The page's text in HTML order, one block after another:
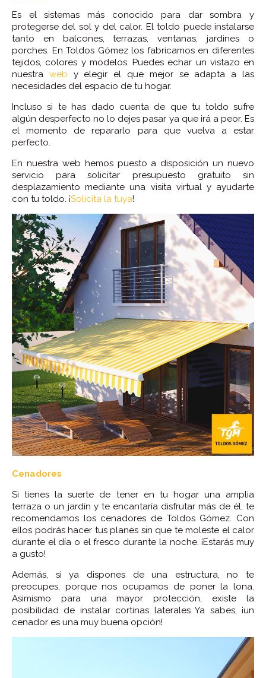
Es el sistemas más conocido para dar sombra y
protegerse del sol y del calor. El toldo puede instalarse
tanto en balcones, terrazas, ventanas, jardines o
porches. En Toldos Gómez los fabricamos en diferentes
tejidos, colores y modelos. Puedes echar un vistazo en
nuestra web y elegir el que mejor se adapta a las
necesidades del espacio de tu hogar.
Incluso si te has dado cuenta de que tu toldo sufre
algún desperfecto no lo dejes pasar ya que irá a peor. Es
el momento de repararlo para que vuelva a estar
perfecto.
En nuestra web hemos puesto a disposición un nuevo
servicio para solicitar presupuesto gratuito sin
desplazamiento mediante una visita virtual y ayudarte
con tu toldo. ¡Solicita la tuya!
Cenadores
Si tienes la suerte de tener en tu hogar una amplia
terraza o un jardín y te encantaría disfrutar más de él, te
recomendamos los cenadores de Toldos Gómez. Con
ellos podrás hacer tus planes sin que te moleste el calor
durante el día o el fresco durante la noche. ¡Estarás muy
a gusto!
Además, si ya dispones de una estructura, no te
preocupes, porque nos ocupamos de poner la lona.
Asimismo para una mayor protección, existe la
posibilidad de instalar cortinas laterales Ya sabes, ¡un
cenador es una muy buena opción!